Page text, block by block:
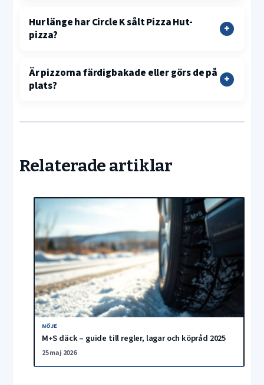
Hur länge har Circle K sålt Pizza Hut-
pizza?
Är pizzorna färdigbakade eller görs de på
plats?
Relaterade artiklar
NÖJE
M+S däck – guide till regler, lagar och köpråd 2025
25 maj 2026